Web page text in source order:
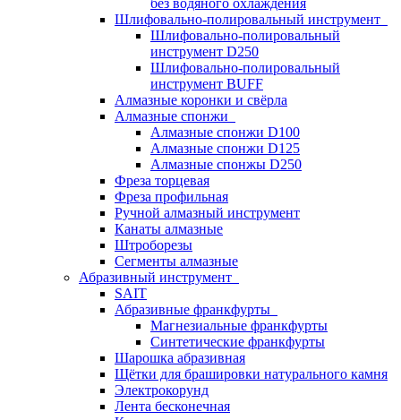
без водяного охлаждения
Шлифовально-полировальный инструмент
Шлифовально-полировальный
инструмент D250
Шлифовально-полировальный
инструмент BUFF
Алмазные коронки и свёрла
Алмазные спонжи
Алмазные спонжи D100
Алмазные спонжи D125
Алмазные спонжы D250
Фреза торцевая
Фреза профильная
Ручной алмазный инструмент
Канаты алмазные
Штроборезы
Сегменты алмазные
Абразивный инструмент
SAIT
Абразивные франкфурты
Магнезиальные франкфурты
Синтетические франкфурты
Шарошка абразивная
Щётки для брашировки натурального камня
Электрокорунд
Лента бесконечная